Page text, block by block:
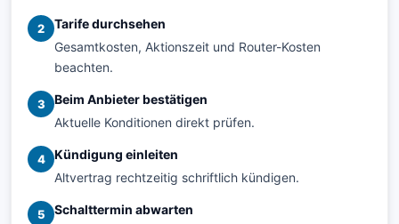
2
Tarife durchsehen
Gesamtkosten, Aktionszeit und Router-Kosten
beachten.
3
Beim Anbieter bestätigen
Aktuelle Konditionen direkt prüfen.
4
Kündigung einleiten
Altvertrag rechtzeitig schriftlich kündigen.
5
Schalttermin abwarten